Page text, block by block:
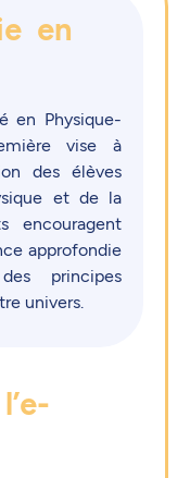
en
en Physique-
vise à
des élèves
et de la
encouragent
approfondie
principes
univers.